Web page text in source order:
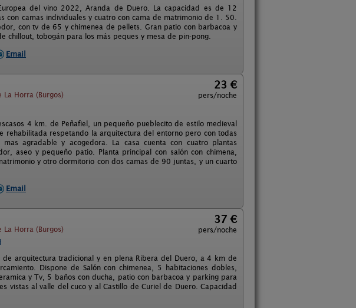
del vino 2022, Aranda de Duero. La capacidad es de 12
camas individuales y cuatro con cama de matrimonio de 1. 50.
con tv de 65 y chimenea de pellets. Gran patio con barbacoa y
chillout, tobogán para los más peques y mesa de pin-pong.
Email
La Horra (Burgos)
23 €
pers/noche
4 km. de Peñafiel, un pequeño pueblecito de estilo medieval
respetando la arquitectura del entorno pero con todas
agradable y acogedora. La casa cuenta con cuatro plantas
aseo y pequeño patio. Planta principal con salón con chimena,
y otro dormitorio con dos camas de 90 juntas, y un cuarto
Email
La Horra (Burgos)
37 €
pers/noche
arquitectura tradicional y en plena Ribera del Duero, a 4 km de
Dispone de Salón con chimenea, 5 habitaciones dobles,
y Tv, 5 baños con ducha, patio con barbacoa y parking para
vistas al valle del cuco y al Castillo de Curiel de Duero. Capacidad